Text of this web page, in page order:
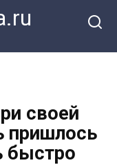
своей
пришлось
быстро